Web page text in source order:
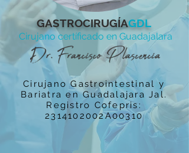
GASTROCIRUGÍAGDL
Cirujano certíficado en Guadajalara
Cirujano Gastrointestinal y
Bariatra en Guadalajara Jal.
Registro Cofepris:
2314102002A00310